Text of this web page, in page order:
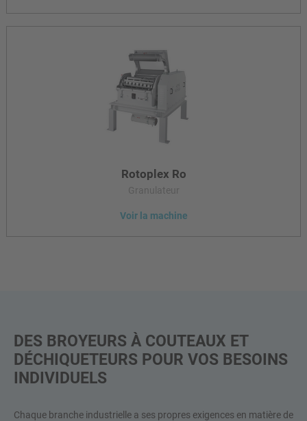
l’industrie agro-alimentaire.
Rotoplex Ro
Granulateur
Voir la machine
DES BROYEURS À COUTEAUX ET
DÉCHIQUETEURS POUR VOS BESOINS
INDIVIDUELS
Chaque branche industrielle a ses propres exigences en matière de